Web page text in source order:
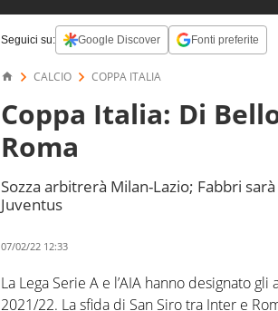
Seguici su: Google Discover Fonti preferite
CALCIO COPPA ITALIA
Coppa Italia: Di
Roma
Sozza arbitrerà Milan-Lazio; Fabbri
Juventus
07/02/22 12:33
La Lega Serie A e l’AIA hanno designato
2021/22. La sfida di San Siro tra Inter e